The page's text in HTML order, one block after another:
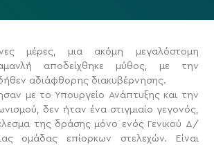
μέρες, μια ακόμη μεγαλόστομη
αποδείχθηκε μύθος, με την
αδιάφθορης διακυβέρνησης.
με το Υπουργείο Ανάπτυξης και την
δεν ήταν ένα στιγμιαίο γεγονός,
της δράσης μόνο ενός Γενικού Δ/
ομάδας επίορκων στελεχών. Είναι